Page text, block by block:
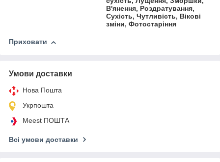
В'янення, Роздратування,
Сухість, Чутливість, Вікові
зміни, Фотостаріння
Приховати
Умови доставки
Нова Пошта
Укрпошта
Meest ПОШТА
Всі умови доставки